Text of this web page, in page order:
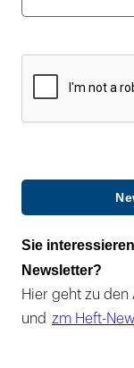
Sie
Newsletter?
Hier geht zu den
und zm Heft-